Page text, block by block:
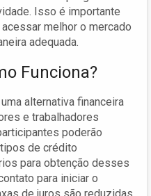
Isso é importante
melhor o mercado
adequada.
Funciona?
alternativa financeira
e trabalhadores
poderão
de crédito
para obtenção desses
para iniciar o
de juros são reduzidas